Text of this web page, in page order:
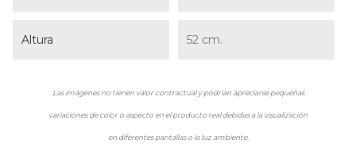
Altura 52 cm.
Las imágenes no tienen valor contractual y podrían apreciarse pequeñas
variaciones de color o aspecto en el producto real debidas a la visualización
en diferentes pantallas o la luz ambiente.